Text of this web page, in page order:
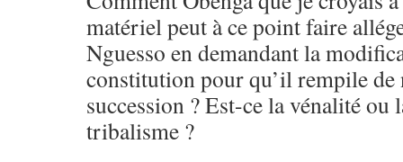
matériel peut à ce point faire
Nguesso en demandant la
constitution pour qu’il rempile de
succession ? Est-ce la vénalité ou
tribalisme ?